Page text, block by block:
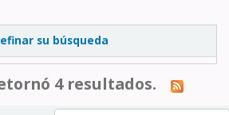
su búsqueda
4 resultados.